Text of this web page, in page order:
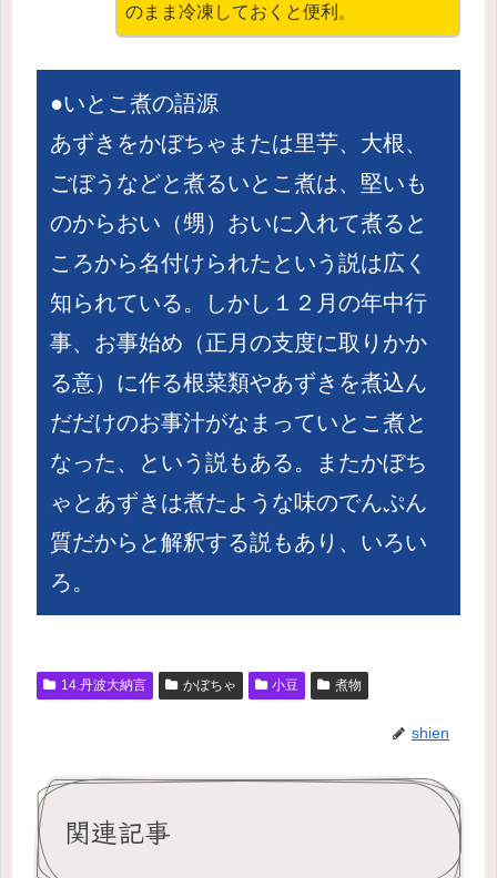
のまま冷凍しておくと便利。
●いとこ煮の語源
あずきをかぼちゃまたは里芋、大根、
ごぼうなどと煮るいとこ煮は、堅いも
のからおい（甥）おいに入れて煮ると
ころから名付けられたという説は広く
知られている。しかし１２月の年中行
事、お事始め（正月の支度に取りかか
る意）に作る根菜類やあずきを煮込ん
だだけのお事汁がなまっていとこ煮と
なった、という説もある。またかぼち
ゃとあずきは煮たような味のでんぷん
質だからと解釈する説もあり、いろい
ろ。
14.丹波大納言 かぼちゃ 小豆 煮物
shien
関連記事